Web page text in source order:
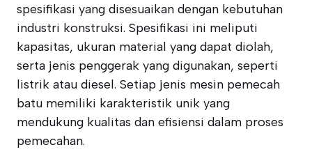
spesifikasi yang disesuaikan dengan kebutuhan
industri konstruksi. Spesifikasi ini meliputi
kapasitas, ukuran material yang dapat diolah,
serta jenis penggerak yang digunakan, seperti
listrik atau diesel. Setiap jenis mesin pemecah
batu memiliki karakteristik unik yang
mendukung kualitas dan efisiensi dalam proses
pemecahan.